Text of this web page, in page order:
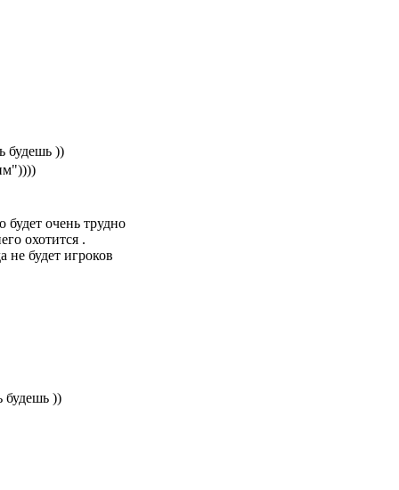
будешь ))
очень трудно
охотится .
не будет игроков
будешь ))